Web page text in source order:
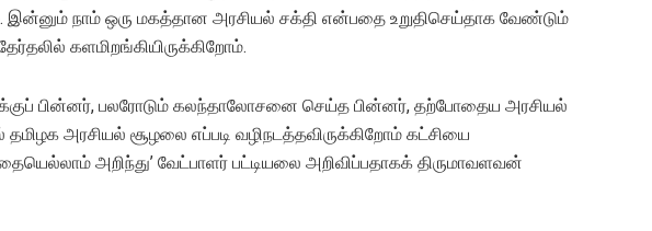
நாம் ஒரு மகத்தான அரசியல் சக்தி என்பதை உறுதிசெய்தாக வேண்டும்
களமிறங்கியிருக்கிறோம்.
பின்னர், பலரோடும் கலந்தாலோசனை செய்த பின்னர், தற்போதைய அரசியல்
தமிழக அரசியல் சூழலை எப்படி வழிநடத்தவிருக்கிறோம் கட்சியை
அறிந்து’ வேட்பாளர் பட்டியலை அறிவிப்பதாகக் திருமாவளவன்